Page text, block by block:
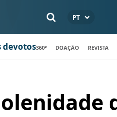
PT
devotos360º DOAÇÃO REVISTA